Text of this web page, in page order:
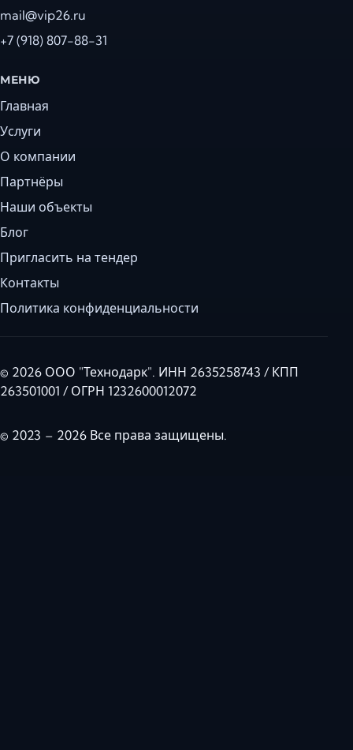
mail@vip26.ru
+7 (918) 807-88-31
МЕНЮ
Главная
Услуги
О компании
Партнёры
Наши объекты
Блог
Пригласить на тендер
Контакты
Политика конфиденциальности
© 2026 ООО "Технодарк". ИНН 2635258743 / КПП
263501001 / ОГРН 1232600012072
© 2023 – 2026 Все права защищены.